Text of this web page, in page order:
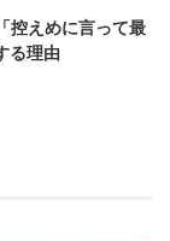
控えめに言って最
る理由